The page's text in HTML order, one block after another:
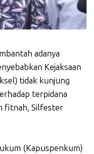
adanya
Kejaksaan
tidak kunjung
terpidana
fitnah, Silfester
(Kapuspenkum)